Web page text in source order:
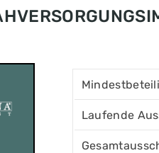
Laufende